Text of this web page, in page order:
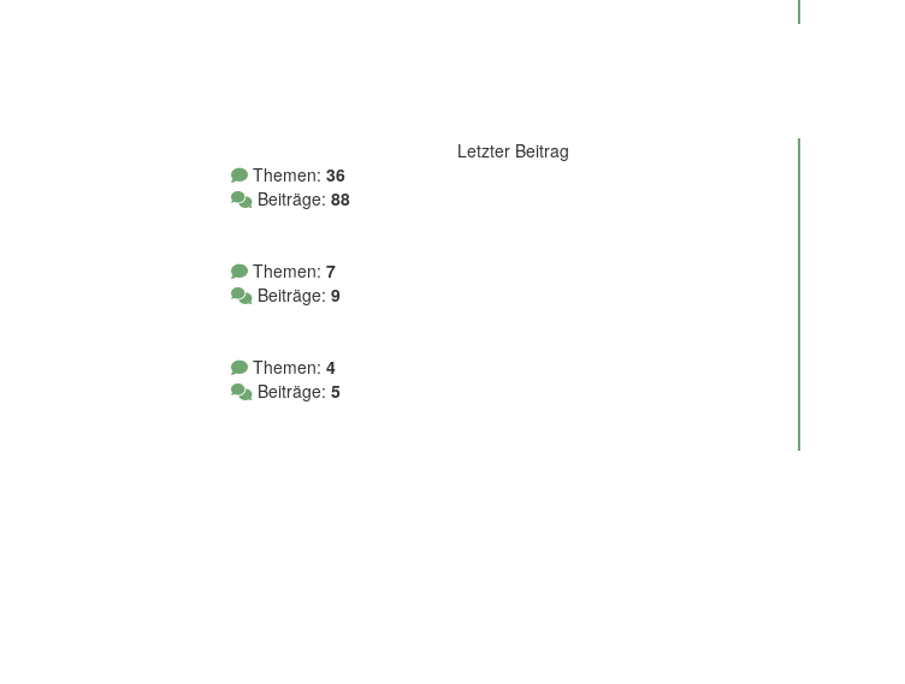
Letzter Beitrag
Themen:36
Beiträge:88
Themen:7
Beiträge:9
Themen:4
Beiträge:5